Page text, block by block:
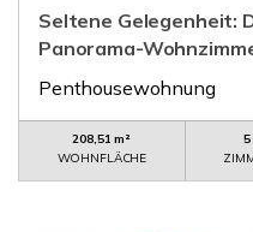
Seltene Gelegenheit:
Panorama-
Penthousewohnung
208,51 m²
WOHNFLÄCHE
5